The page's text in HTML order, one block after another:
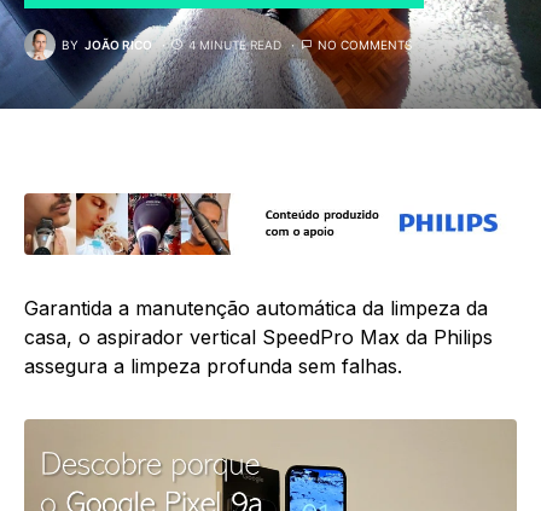
BY JOÃO RICO 4 MINUTE READ NO COMMENTS
Garantida a manutenção automática da limpeza da
casa, o aspirador vertical SpeedPro Max da Philips
assegura a limpeza profunda sem falhas.